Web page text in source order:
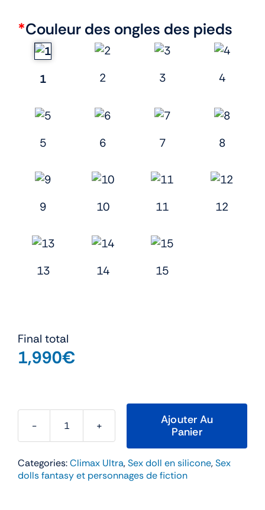
*Couleur des ongles des pieds
1 2 3 4
5 6 7 8
9 10 11 12
13 14 15
Final total
1,990€
quantité
Meru
–
Ajouter Au
Panier
Categories:Climax Ultra,Sex doll en silicone,Sex
dolls fantasy et personnages de fiction